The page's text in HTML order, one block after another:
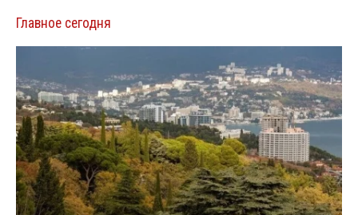
Главное сегодня